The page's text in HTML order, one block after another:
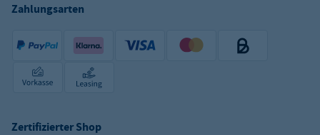
Zahlungsarten
Zertifizierter Shop